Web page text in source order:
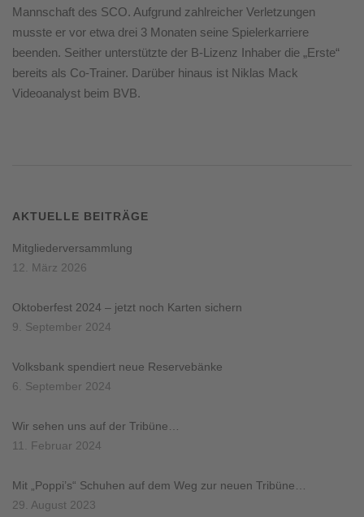
Mannschaft des SCO. Aufgrund zahlreicher Verletzungen
musste er vor etwa drei 3 Monaten seine Spielerkarriere
beenden. Seither unterstützte der B-Lizenz Inhaber die „Erste“
bereits als Co-Trainer. Darüber hinaus ist Niklas Mack
Videoanalyst beim BVB.
AKTUELLE BEITRÄGE
Mitgliederversammlung
12. März 2026
Oktoberfest 2024 – jetzt noch Karten sichern
9. September 2024
Volksbank spendiert neue Reservebänke
6. September 2024
Wir sehen uns auf der Tribüne…
11. Februar 2024
Mit „Poppi’s“ Schuhen auf dem Weg zur neuen Tribüne…
29. August 2023